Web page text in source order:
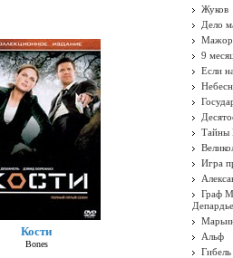
Кости
Bones
Жуков
Дело
Мажор
9
Если
Тайны
Игра
Граф
Альф